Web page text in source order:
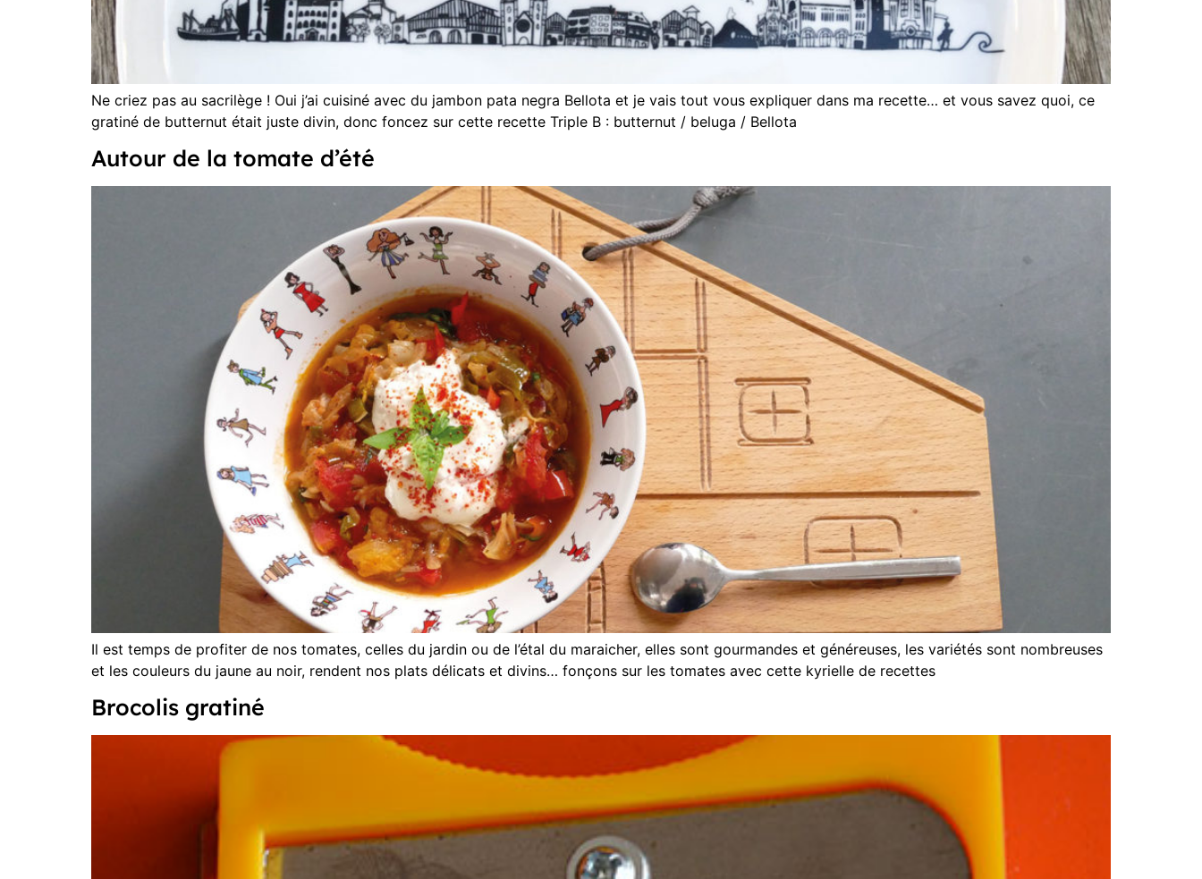
Ne criez pas au sacrilège ! Oui j’ai cuisiné avec du jambon pata negra Bellota et je vais tout vous expliquer dans ma recette… et vous savez quoi, ce
gratiné de butternut était juste divin, donc foncez sur cette recette Triple B : butternut / beluga / Bellota
Autour de la tomate d’été
Il est temps de profiter de nos tomates, celles du jardin ou de l’étal du maraicher, elles sont gourmandes et généreuses, les variétés sont nombreuses
et les couleurs du jaune au noir, rendent nos plats délicats et divins… fonçons sur les tomates avec cette kyrielle de recettes
Brocolis gratiné